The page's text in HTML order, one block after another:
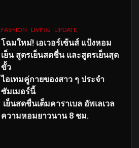
FASHION LIVING UPDATE
โฉมใหม่! เอเวอร์เซ้นส์ แป้งหอม
เย็น สูตรเย็นสดชื่น และสูตรเย็นสุด
ขั้ว
ไอเทมคู่กายของสาว ๆ ประจำ
ซัมเมอร์นี้
เย็นสดชื่นเต็มคาราเบล อัพเลเวล
ความหอมยาวนาน 8 ชม.